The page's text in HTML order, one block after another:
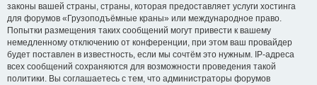
законы вашей страны, страны, которая предоставляет услуги хостинга
для форумов «Грузоподъёмные краны» или международное право.
Попытки размещения таких сообщений могут привести к вашему
немедленному отключению от конференции, при этом ваш провайдер
будет поставлен в известность, если мы сочтём это нужным. IP-адреса
всех сообщений сохраняются для возможности проведения такой
политики. Вы соглашаетесь с тем, что администраторы форумов